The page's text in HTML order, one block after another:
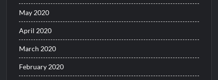
May 2020
April 2020
March 2020
February 2020